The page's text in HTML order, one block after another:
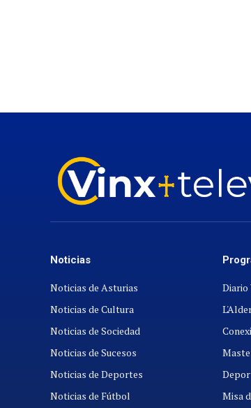
Noticias
Noticias de Asturias
Noticias de Cultura
Noticias de Sociedad
Noticias de Sucesos
Noticias de Deportes
Noticias de Fútbol
Diario
Misa